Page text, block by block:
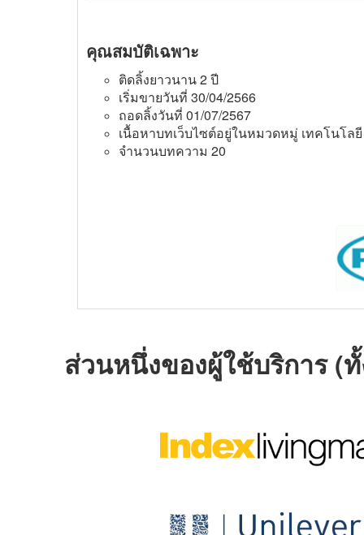
คุณสมบัติเฉพาะ
ติดลิ้งยาวนาน 2 ปี
เริ่มขายวันที่ 30/04/2566
ถอดลิ้งวันที่ 01/07/2567
เนื้อหาบทเว็บไซต์อยู่ในหมวดหมู่ เทคโนโล
จำนวนบทความ 20
ส่วนหนึ่งของผู้ใช้บริการ (